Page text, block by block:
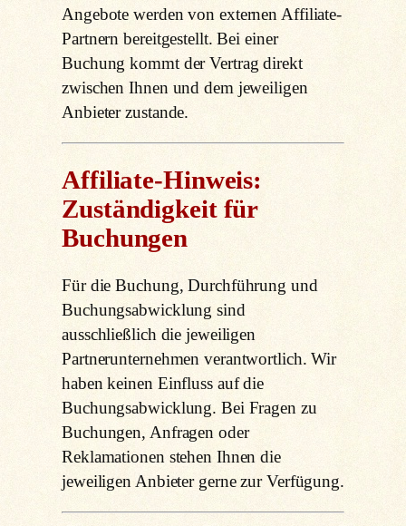
Angebote werden von externen Affiliate-
Partnern bereitgestellt. Bei einer
Buchung kommt der Vertrag direkt
zwischen Ihnen und dem jeweiligen
Anbieter zustande.
Affiliate-Hinweis:
Zuständigkeit für
Buchungen
Für die Buchung, Durchführung und
Buchungsabwicklung sind
ausschließlich die jeweiligen
Partnerunternehmen verantwortlich. Wir
haben keinen Einfluss auf die
Buchungsabwicklung. Bei Fragen zu
Buchungen, Anfragen oder
Reklamationen stehen Ihnen die
jeweiligen Anbieter gerne zur Verfügung.